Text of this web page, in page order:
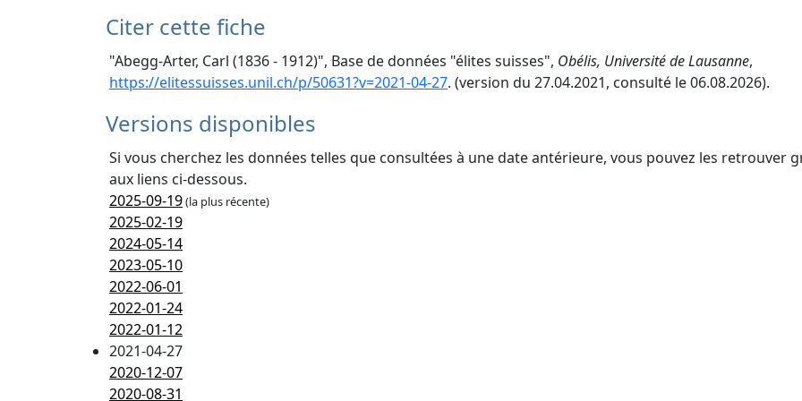
Citer cette fiche
"Abegg-Arter, Carl (1836 - 1912)", Base de données "élites suisses", Obélis, Université de Lausanne,
https://elitessuisses.unil.ch/p/50631?v=2021-04-27. (version du 27.04.2021, consulté le 06.08.2026).
Versions disponibles
Si vous cherchez les données telles que consultées à une date antérieure, vous pouvez les retrouver
aux liens ci-dessous.
2025-09-19(la plus récente)
2025-02-19
2024-05-14
2023-05-10
2022-06-01
2022-01-24
2022-01-12
2021-04-27
2020-12-07
2020-08-31